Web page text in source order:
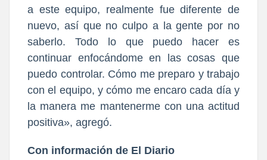
a este equipo, realmente fue diferente de
nuevo, así que no culpo a la gente por no
saberlo.
Todo lo que puedo hacer es
continuar enfocándome en las cosas que
puedo controlar. Cómo me preparo y trabajo
con el equipo, y cómo me encaro cada día y
la manera me mantenerme con una actitud
positiva», agregó.
Con información de El Diario